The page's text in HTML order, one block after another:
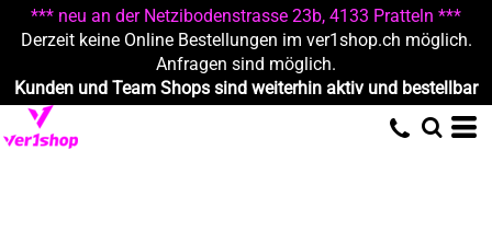
*** neu an der Netzibodenstrasse 23b, 4133 Pratteln ***
Derzeit keine Online Bestellungen im ver1shop.ch möglich.
Anfragen sind möglich.
Kunden und Team Shops sind weiterhin aktiv und bestellbar